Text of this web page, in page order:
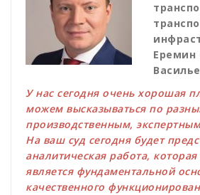
Еремин
У нас сегодня очень хорошая
можем высказываться по
производственным,
На ваш суд сегодня будет
аналитическая работа,
является фундаментальной
качественного